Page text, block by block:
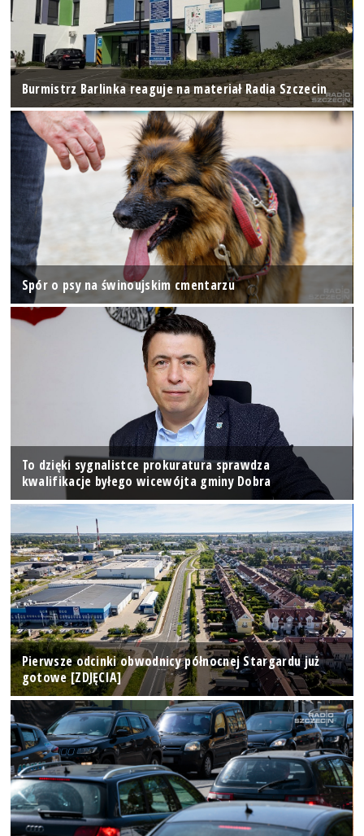
Burmistrz Barlinka reaguje na materiał Radia Szczecin
Spór o psy na świnoujskim cmentarzu
To dzięki sygnalistce prokuratura sprawdza
kwalifikacje byłego wicewójta gminy Dobra
Pierwsze odcinki obwodnicy północnej Stargardu już
gotowe [ZDJĘCIA]